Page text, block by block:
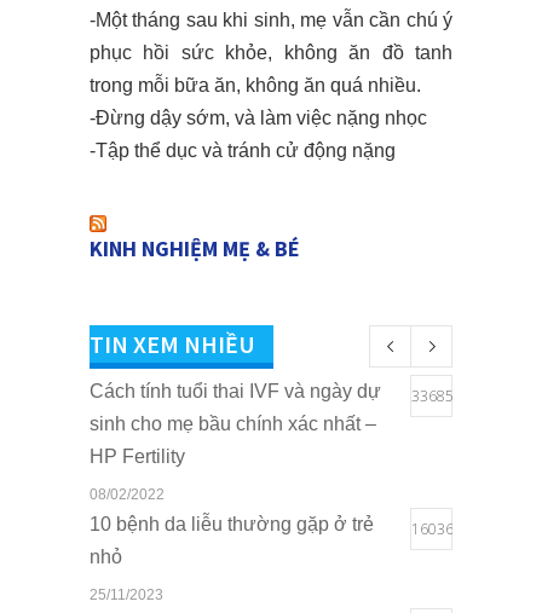
-Một tháng sau khi sinh, mẹ vẫn cần chú ý
phục hồi sức khỏe, không ăn đồ tanh
trong mỗi bữa ăn, không ăn quá nhiều.
-Đừng dậy sớm, và làm việc nặng nhọc
-Tập thể dục và tránh cử động nặng
KINH NGHIỆM MẸ & BÉ
TIN XEM NHIỀU
Cách tính tuổi thai IVF và ngày dự
sinh cho mẹ bầu chính xác nhất –
HP Fertility
33685
08/02/2022
10 bệnh da liễu thường gặp ở trẻ
nhỏ
16036
25/11/2023